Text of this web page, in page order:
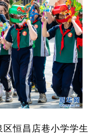
恒昌店巷小学学生